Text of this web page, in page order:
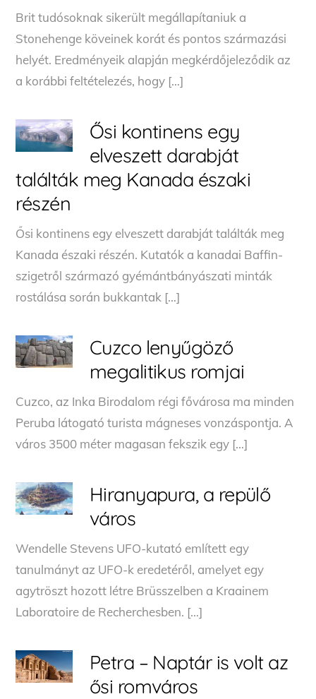
Brit tudósoknak sikerült megállapítaniuk a
Stonehenge köveinek korát és pontos származási
helyét. Eredményeik alapján megkérdőjeleződik az
a korábbi feltételezés, hogy […]
Ősi kontinens egy
elveszett darabját
találták meg Kanada északi
részén
Ősi kontinens egy elveszett darabját találták meg
Kanada északi részén. Kutatók a kanadai Baffin-
szigetről származó gyémántbányászati minták
rostálása során bukkantak […]
Cuzco lenyűgöző
megalitikus romjai
Cuzco, az Inka Birodalom régi fővárosa ma minden
Peruba látogató turista mágneses vonzáspontja. A
város 3500 méter magasan fekszik egy […]
Hiranyapura, a repülő
város
Wendelle Stevens UFO-kutató említett egy
tanulmányt az UFO-k eredetéről, amelyet egy
agytröszt hozott létre Brüsszelben a Kraainem
Laboratoire de Recherchesben. […]
Petra – Naptár is volt az
ősi romváros